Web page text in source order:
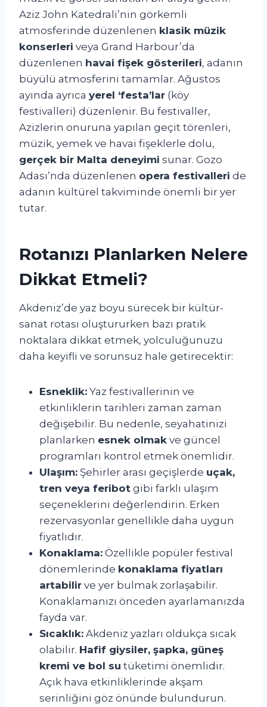
Aziz John Katedrali’nin görkemli
atmosferinde düzenlenen klasik müzik
konserleri veya Grand Harbour’da
düzenlenen havai fişek gösterileri, adanın
büyülü atmosferini tamamlar. Ağustos
ayında ayrıca yerel ‘festa’lar (köy
festivalleri) düzenlenir. Bu festivaller,
Azizlerin onuruna yapılan geçit törenleri,
müzik, yemek ve havai fişeklerle dolu,
gerçek bir Malta deneyimi sunar. Gozo
Adası’nda düzenlenen opera festivalleri de
adanın kültürel takviminde önemli bir yer
tutar.
Rotanızı Planlarken Nelere
Dikkat Etmeli?
Akdeniz’de yaz boyu sürecek bir kültür-
sanat rotası oluştururken bazı pratik
noktalara dikkat etmek, yolculuğunuzu
daha keyifli ve sorunsuz hale getirecektir:
Esneklik: Yaz festivallerinin ve
etkinliklerin tarihleri zaman zaman
değişebilir. Bu nedenle, seyahatinizi
planlarken esnek olmak ve güncel
programları kontrol etmek önemlidir.
Ulaşım: Şehirler arası geçişlerde uçak,
tren veya feribot gibi farklı ulaşım
seçeneklerini değerlendirin. Erken
rezervasyonlar genellikle daha uygun
fiyatlıdır.
Konaklama: Özellikle popüler festival
dönemlerinde konaklama fiyatları
artabilir ve yer bulmak zorlaşabilir.
Konaklamanızı önceden ayarlamanızda
fayda var.
Sıcaklık: Akdeniz yazları oldukça sıcak
olabilir. Hafif giysiler, şapka, güneş
kremi ve bol su tüketimi önemlidir.
Açık hava etkinliklerinde akşam
serinliğini göz önünde bulundurun.